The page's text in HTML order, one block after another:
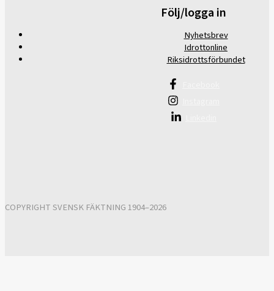
Följ/logga in
Nyhetsbrev
Idrottonline
Riksidrottsförbundet
COPYRIGHT SVENSK FÄKTNING 1904–2026